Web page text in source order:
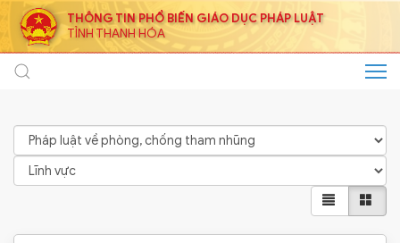
THÔNG TIN PHỔ BIẾN GIÁO DỤC PHÁP LUẬT
TỈNH THANH HÓA